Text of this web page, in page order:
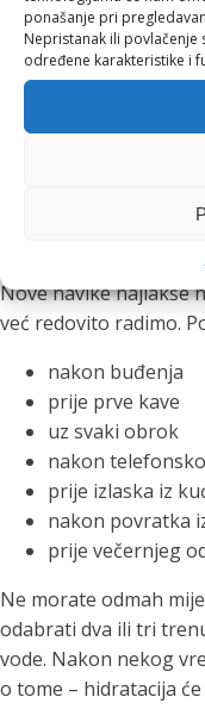
ponašanje pri
Nepristanak ili povlačenje
određene karakteristike i
Ova navika posebno
večernjih druženja i
drugih pića pomaže
koliko smo tekućine
Mali
velike
Nove navike najlakše
već redovito radimo.
nakon buđenja
prije prve kave
uz svaki obrok
nakon
prije izlaska iz
nakon povratka
prije večernjeg
Ne morate odmah
odabrati dva ili tri
vode. Nakon nekog
o tome – hidratacija